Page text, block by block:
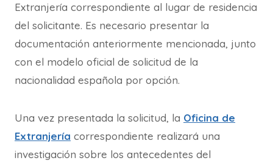
Extranjería correspondiente al lugar de residencia
del solicitante. Es necesario presentar la
documentación anteriormente mencionada, junto
con el modelo oficial de solicitud de la
nacionalidad española por opción.
Una vez presentada la solicitud, la Oficina de
Extranjería correspondiente realizará una
investigación sobre los antecedentes del